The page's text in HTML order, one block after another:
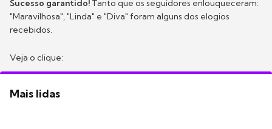
Sucesso garantido! Tanto que os seguidores enlouqueceram:
"Maravilhosa", "Linda" e "Diva" foram alguns dos elogios
recebidos.
Veja o clique:
Mais lidas